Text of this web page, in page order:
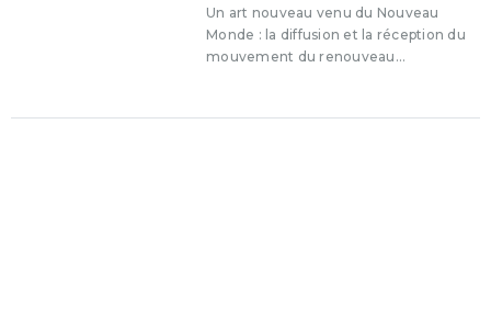
Un art nouveau venu du Nouveau
Monde : la diffusion et la réception du
mouvement du renouveau...